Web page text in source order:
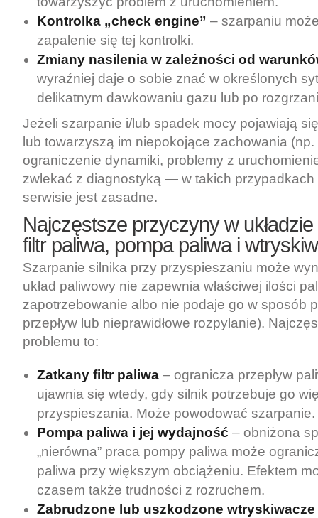
Kontrolka „check engine” – szarpaniu
zapalenie się tej kontrolki.
Zmiany nasilenia w zależności od
wyraźniej daje o sobie znać w określonych
delikatnym dawkowaniu gazu lub po
Jeżeli szarpanie i/lub spadek mocy pojawiają
lub towarzyszą im niepokojące zachowania
ograniczenie dynamiki, problemy z
zwlekać z diagnostyką — w takich przypadkach
serwisie jest zasadne.
Najczęstsze przyczyny w
filtr paliwa, pompa paliwa i
Szarpanie silnika przy przyspieszaniu może
układ paliwowy nie zapewnia właściwej ilości
zapotrzebowanie albo nie podaje go w sposób
przepływ lub nieprawidłowe rozpylanie).
problemu to:
Zatkany filtr paliwa – ogranicza przepływ
ujawnia się wtedy, gdy silnik potrzebuje go
przyspieszania. Może powodować szarpanie.
Pompa paliwa i jej wydajność – obniżona
„nierówna” praca pompy paliwa może
paliwa przy większym obciążeniu. Efektem
czasem także trudności z rozruchem.
Zabrudzone lub uszkodzone wtryskiwacze